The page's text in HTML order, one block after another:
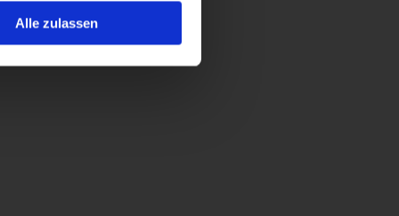
Alle zulassen